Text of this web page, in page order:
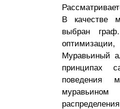
В качестве
выбран
Муравьиный
принципах
поведения